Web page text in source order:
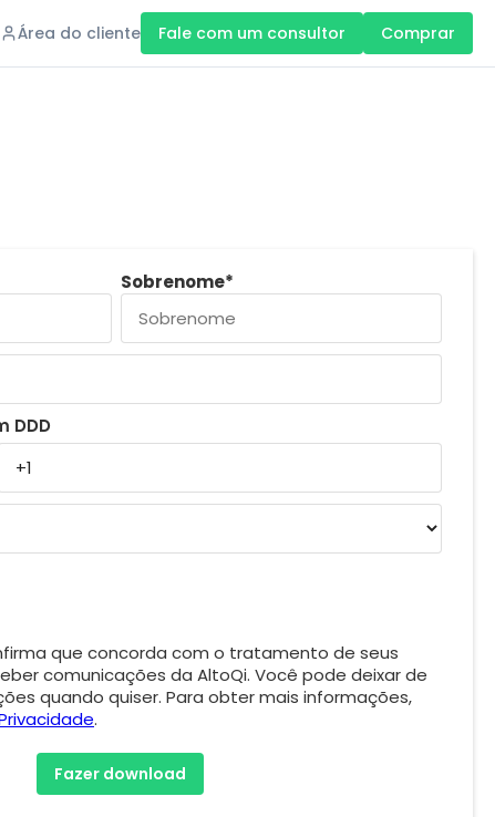
Área do cliente Fale com um consultor Comprar
Sobrenome*
DDD
que concorda com o tratamento de seus
comunicações da AltoQi. Você pode deixar de
quando quiser. Para obter mais informações,
.